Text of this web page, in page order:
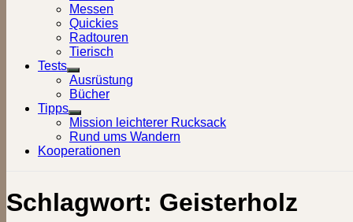
Messen
Quickies
Radtouren
Tierisch
Tests
Show
sub
menu
Ausrüstung
Bücher
Tipps
Show
sub
menu
Mission leichterer Rucksack
Rund ums Wandern
Kooperationen
Schlagwort: Geisterholz